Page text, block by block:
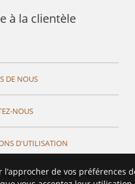
à la clientèle
DE NOUS
NOUS
D'UTILISATION
DE CONFIDENTIALITÉ
de vos préférences